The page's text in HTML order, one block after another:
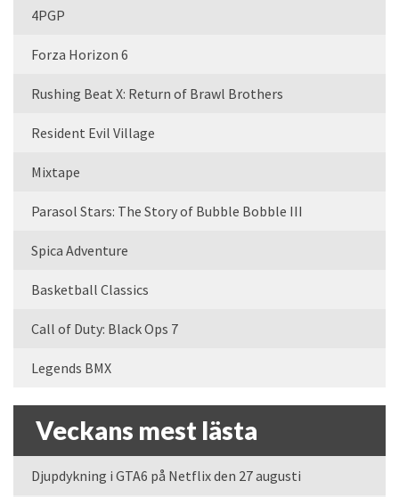
4PGP
Forza Horizon 6
Rushing Beat X: Return of Brawl Brothers
Resident Evil Village
Mixtape
Parasol Stars: The Story of Bubble Bobble III
Spica Adventure
Basketball Classics
Call of Duty: Black Ops 7
Legends BMX
Veckans mest lästa
Djupdykning i GTA6 på Netflix den 27 augusti